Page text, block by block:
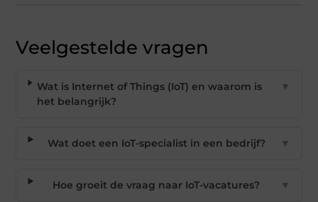
Veelgestelde vragen
Wat is Internet of Things (IoT) en waarom is
het belangrijk?
▼
Wat doet een IoT-specialist in een bedrijf? ▼
Hoe groeit de vraag naar IoT-vacatures? ▼